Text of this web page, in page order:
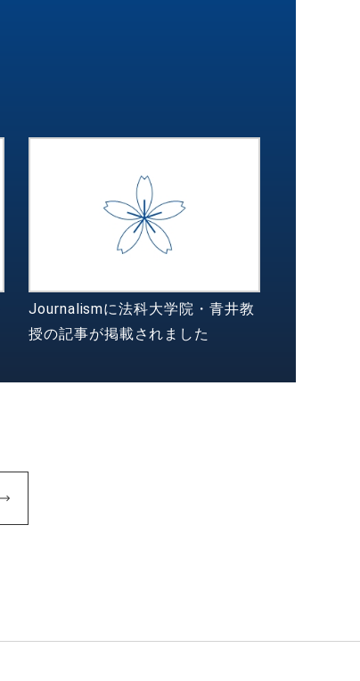
Journalismに法科大学院・青井教
授の記事が掲載されました